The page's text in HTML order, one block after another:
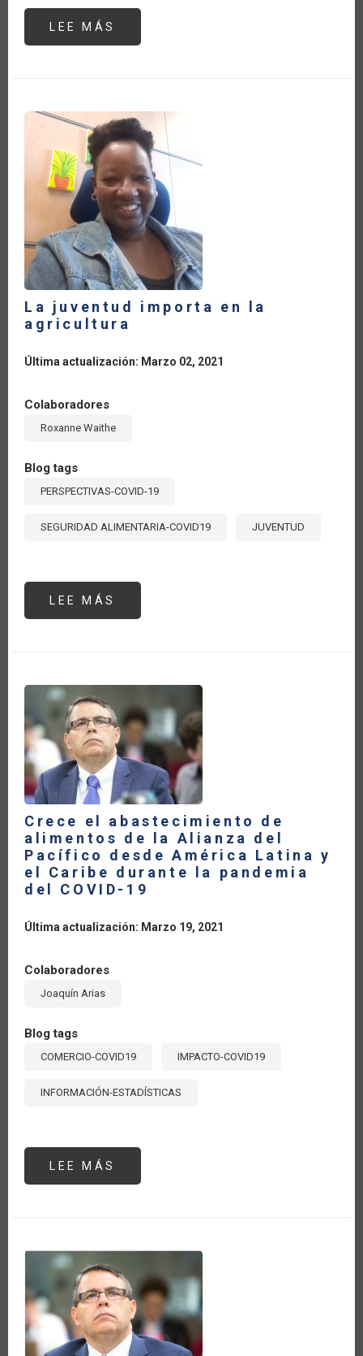
LEE MÁS
UN
COVID:
¿CÓMO
PUEDE
EL
COMERCIO
AYUDAR
A
RECONSTRUIR
MEJOR?
La juventud importa en la
agricultura
Última actualización: Marzo 02, 2021
Colaboradores
Roxanne Waithe
Blog tags
PERSPECTIVAS-COVID-19
SEGURIDAD ALIMENTARIA-COVID19 JUVENTUD
LEE MÁS
JUVENTUD
Crece el abastecimiento de
alimentos de la Alianza del
Pacífico desde América Latina y
el Caribe durante la pandemia
del COVID-19
Última actualización: Marzo 19, 2021
Colaboradores
Joaquín Arias
Blog tags
COMERCIO-COVID19 IMPACTO-COVID19
INFORMACIÓN-ESTADÍSTICAS
LEE MÁS
EL
DEL
PACÍFICO
DESDE
AMÉRICA
LATINA
Y
EL
CARIBE